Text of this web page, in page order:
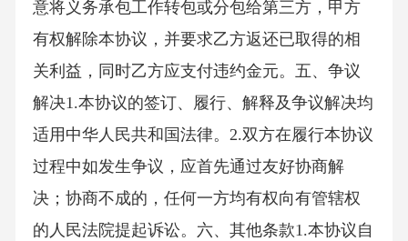
意将义务承包工作转包或分包给第三方，甲方
有权解除本协议，并要求乙方返还已取得的相
关利益，同时乙方应支付违约金元。五、争议
解决1.本协议的签订、履行、解释及争议解决均
适用中华人民共和国法律。2.双方在履行本协议
过程中如发生争议，应首先通过友好协商解
决；协商不成的，任何一方均有权向有管辖权
的人民法院提起诉讼。六、其他条款1.本协议自